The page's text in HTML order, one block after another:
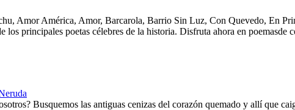
Amor América, Amor, Barcarola, Barrio Sin Luz, Con Quevedo, En
los principales poetas célebres de la historia. Disfruta ahora en poemasde
Busquemos las antiguas cenizas del corazón quemado y allí que